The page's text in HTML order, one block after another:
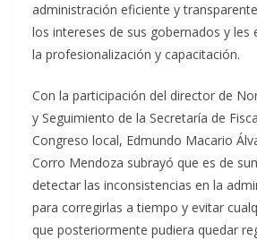
administración eficiente y
los intereses de sus gobernados y les
la profesionalización y capacitación.
Con la participación del director de
y Seguimiento de la Secretaría de
Congreso local, Edmundo Macario
Corro Mendoza subrayó que es de
detectar las inconsistencias en la
para corregirlas a tiempo y evitar
que posteriormente pudiera quedar